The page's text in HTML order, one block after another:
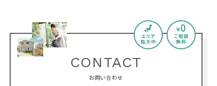
CONTACT
お問い合わせ